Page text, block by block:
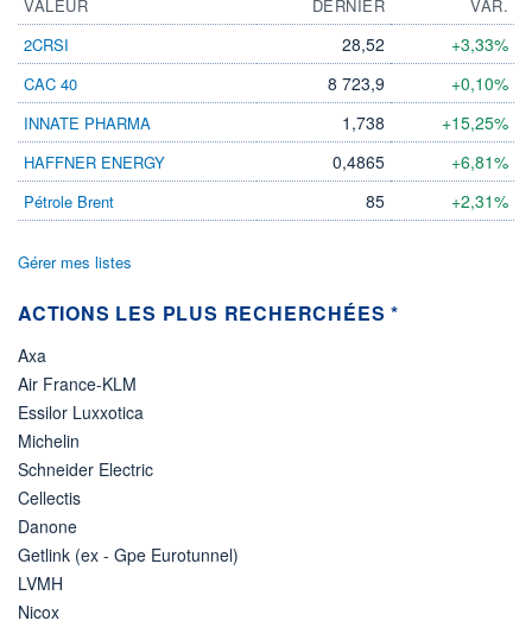
VALEUR DERNIER
VAR.
2CRSI
28,52 +3,33%
CAC 40 8 723,9 +0,10%
INNATE PHARMA 1,738 +15,25%
HAFFNER ENERGY 0,4865 +6,81%
Pétrole Brent 85 +2,31%
Gérer mes listes
ACTIONS LES PLUS RECHERCHÉES *
Axa
Air France-KLM
Essilor Luxxotica
Michelin
Schneider Electric
Cellectis
Danone
Getlink (ex - Gpe Eurotunnel)
LVMH
Nicox